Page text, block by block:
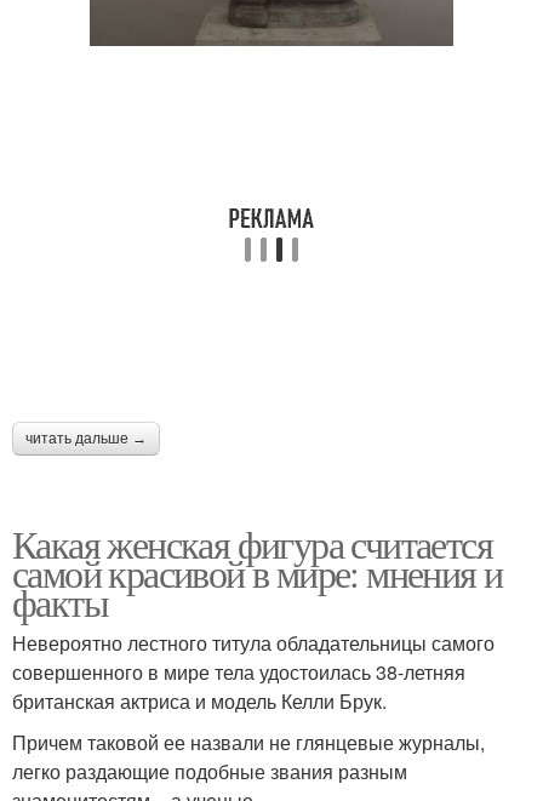
читать дальше →
Какая женская фигура считается
самой красивой в мире: мнения и
факты
Невероятно лестного титула обладательницы самого
совершенного в мире тела удостоилась 38-летняя
британская актриса и модель Келли Брук.
Причем таковой ее назвали не глянцевые журналы,
легко раздающие подобные звания разным